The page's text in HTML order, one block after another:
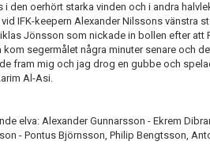
i den oerhört starka vinden och i andra
IFK-keepern Alexander Nilssons vänstra
Jönsson som nickade in bollen efter att
kom segermålet några minuter senare och
fram mig och jag drog en gubbe och
Al-Asi.
elva: Alexander Gunnarsson - Ekrem
- Pontus Björnsson, Philip Bengtsson,